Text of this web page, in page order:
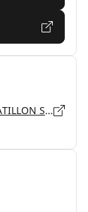
36 Lieu Dit le Mail Lance, 35230 NOYAL CHATILLON SUR SEICHE